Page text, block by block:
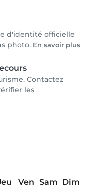
d'identité officielle
photo. En savoir plus
Contactez
les
Ven Sam Dim